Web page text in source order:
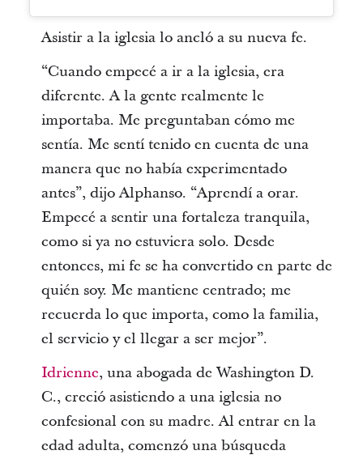
Asistir a la iglesia lo ancló a su nueva fe.
“Cuando empecé a ir a la iglesia, era
diferente. A la gente realmente le
importaba. Me preguntaban cómo me
sentía. Me sentí tenido en cuenta de una
manera que no había experimentado
antes”, dijo Alphanso. “Aprendí a orar.
Empecé a sentir una fortaleza tranquila,
como si ya no estuviera solo. Desde
entonces, mi fe se ha convertido en parte de
quién soy. Me mantiene centrado; me
recuerda lo que importa, como la familia,
el servicio y el llegar a ser mejor”.
Idrienne, una abogada de Washington D.
C., creció asistiendo a una iglesia no
confesional con su madre. Al entrar en la
edad adulta, comenzó una búsqueda